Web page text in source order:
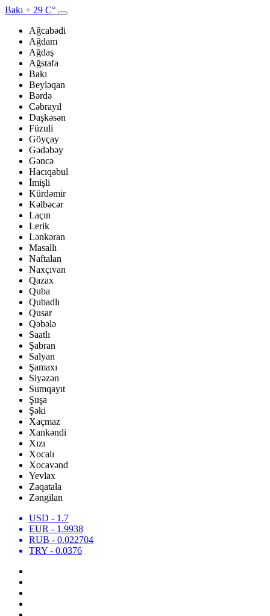
Bakı + 29 C°
Ağcabədi
Ağdam
Ağdaş
Ağstafa
Bakı
Beyləqan
Bərdə
Cəbrayıl
Daşkəsən
Füzuli
Göyçay
Gədəbəy
Gəncə
Hacıqabul
İmişli
Kürdəmir
Kəlbəcər
Laçın
Lerik
Lənkəran
Masallı
Naftalan
Naxçıvan
Qazax
Quba
Qubadlı
Qusar
Qəbələ
Saatlı
Şabran
Salyan
Şamaxı
Siyəzən
Sumqayıt
Şuşa
Şəki
Xaçmaz
Xankəndi
Xızı
Xocalı
Xocavənd
Yevlax
Zaqatala
Zəngilan
USD - 1.7
EUR - 1.9938
RUB - 0.022704
TRY - 0.0376